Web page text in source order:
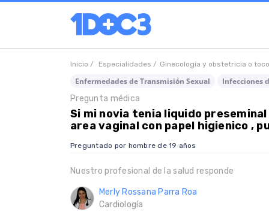
Inicio / Especialidades / Ginecología y obstetricia o
Enfermedades de Transmisión Sexual
Infecciones
Pregunta médica
Si mi novia tenia liquido
area vaginal con papel higienico ,
Preguntado por hombre de 19 años
Nuestro profesional de la salud responde
Merly Rossana Parra Roa
Cardiología